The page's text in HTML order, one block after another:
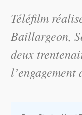
Téléfilm
Baillargeon,
deux
l’engagement